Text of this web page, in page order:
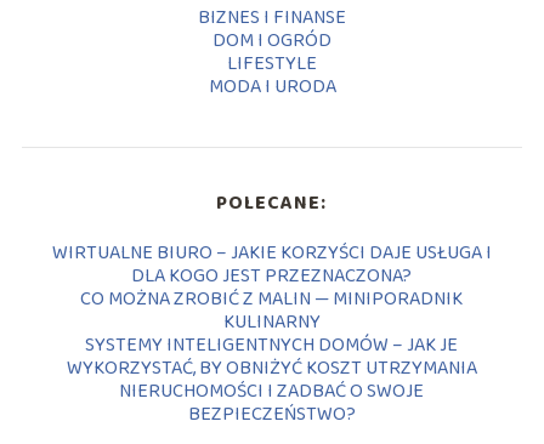
BIZNES I FINANSE
DOM I OGRÓD
LIFESTYLE
MODA I URODA
POLECANE:
WIRTUALNE BIURO – JAKIE KORZYŚCI DAJE USŁUGA I
DLA KOGO JEST PRZEZNACZONA?
CO MOŻNA ZROBIĆ Z MALIN — MINIPORADNIK
KULINARNY
SYSTEMY INTELIGENTNYCH DOMÓW – JAK JE
WYKORZYSTAĆ, BY OBNIŻYĆ KOSZT UTRZYMANIA
NIERUCHOMOŚCI I ZADBAĆ O SWOJE
BEZPIECZEŃSTWO?